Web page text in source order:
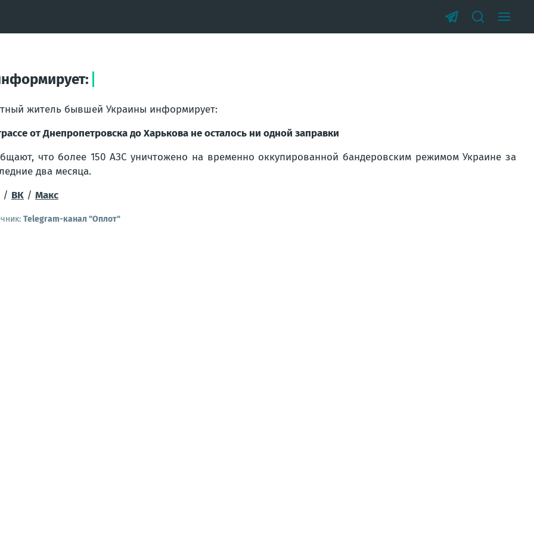
житель бывшей Украины информирует:
от Днепропетровска до Харькова не осталось ни одной заправки
что более 150 АЗС уничтожено на временно оккупированной бандеровским режимом Украине за
два месяца.
/ ВК / Макс
Telegram-канал "Оплот"